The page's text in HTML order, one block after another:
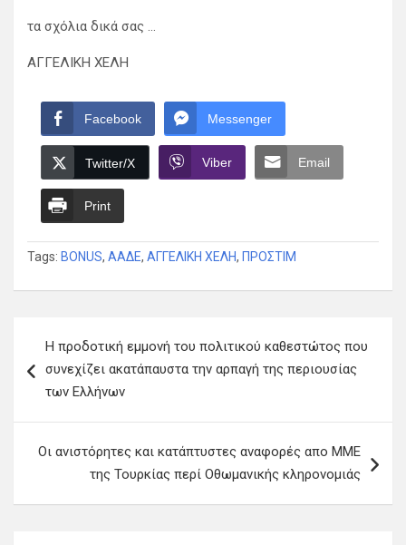
τα σχόλια δικά σας …
ΑΓΓΕΛΙΚΗ ΧΕΛΗ
Facebook Messenger
Twitter/X Viber Email
Print
Tags: BONUS, ΑΑΔΕ, ΑΓΓΕΛΙΚΗ ΧΕΛΗ, ΠΡΟΣΤΙΜ
άρθρων
Η προδοτική εμμονή του πολιτικού καθεστώτος που
συνεχίζει ακατάπαυστα την αρπαγή της περιουσίας
των Ελλήνων
Οι ανιστόρητες και κατάπτυστες αναφορές απο ΜΜΕ
της Τουρκίας περί Οθωμανικής κληρονομιάς